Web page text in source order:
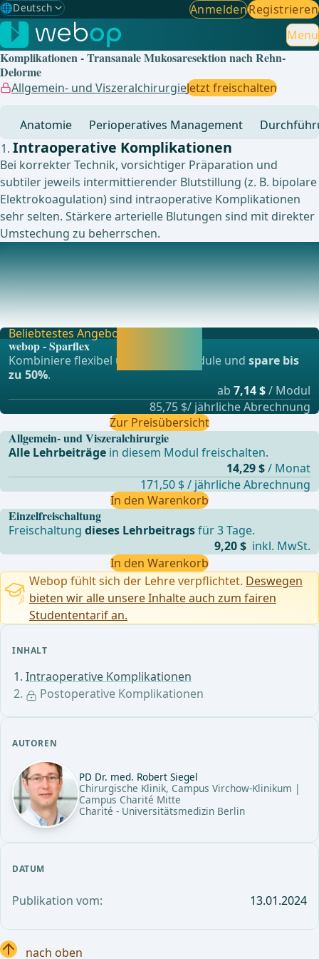
🌐Deutsch
Gewählte Sprache: Deutsch
🇩🇪 Deutsch ✓
🇬🇧English
🇪🇸Spanisch
🇧🇷Brasilianisch
AnmeldenRegistrieren
Menu
Komplikationen - Transanale Mukosaresektion nach Rehn-
Delorme
Allgemein- und ViszeralchirurgieJetzt freischalten
Anatomie Perioperatives Management
INHALT
Intraoperative Komplikationen
Postoperative Komplikationen
AUTOREN
PD Dr. med. Robert Siegel
Chirurgische Klinik, Campus Virchow-Klinikum |
Campus Charité Mitte
Charité - Universitätsmedizin Berlin
DATUM
Publikation vom: 13.01.2024
Intraoperative Komplikationen
Bei korrekter Technik, vorsichtiger Präparation und
subtiler jeweils intermittierender Blutstillung (z. B. bipolare
Elektrokoagulation) sind intraoperative Komplikationen
sehr selten. Stärkere arterielle Blutungen sind mit direkter
Umstechung zu beherrschen.
Postoperative Komplikationen
Entzündung/Abszess im Bereich der
WandraffungSupraanale Rektumstenose → Diese kann in
sehr seltenen
Einzelfreischaltung
Freischaltungdieses Lehrbeitragsfür 3 Tage.
9,20 $ inkl. MwSt.
In den Warenkorb
Beliebtestes Angebot
webop - Sparflex
Kombiniere flexibel unsere Lernmodule undspare bis
zu 50%.
ab 7,14 $/ Modul
85,75 $/ jährliche Abrechnung
Zur Preisübersicht
Allgemein- und Viszeralchirurgie
Alle Lehrbeiträge in diesem Modul freischalten.
14,29 $/ Monat
171,50 $ / jährliche Abrechnung
In den Warenkorb
Webop fühlt sich der Lehre verpflichtet. Deswegen
bieten wir alle unsere Inhalte auch zum fairen
Studententarif an.
nach oben